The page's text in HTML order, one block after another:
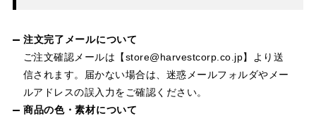
注文完了メールについて
ご注文確認メールは【store@harvestcorp.co.jp】より送
信されます。届かない場合は、迷惑メールフォルダやメー
ルアドレスの誤入力をご確認ください。
商品の色・素材について